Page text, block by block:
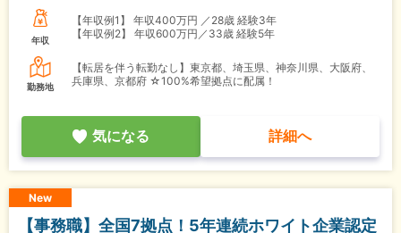
年収
【年収例1】
年収400万円 ／28歳 経験3年
【年収例2】
年収600万円／33歳 経験5年
勤務地
【転居を伴う転勤なし】東京都、埼玉県、神奈川県、大阪府、
兵庫県、京都府 ☆100%希望拠点に配属！
気になる 詳細へ
New
【事務職】全国7拠点！5年連続ホワイト企業認定